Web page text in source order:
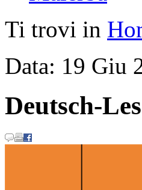
Ti trovi in
Data: 19 Giu
Deutsch-